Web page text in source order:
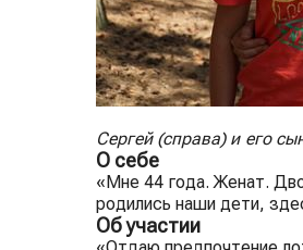
Сергей (справа) и его
О себе
«Мне 44 года. Женат.
родились наши дети,
Об участии